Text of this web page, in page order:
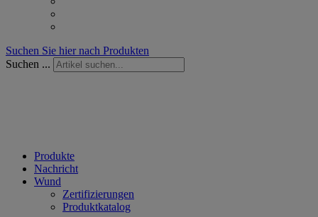
Suchen Sie hier nach Produkten
Suchen ...
Produkte
Nachricht
Wund
Zertifizierungen
Produktkatalog